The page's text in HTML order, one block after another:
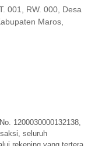
001, RW. 000, Desa
Maros,
1200030000132138,
seluruh